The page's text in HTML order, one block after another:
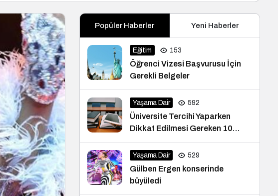
Popüler Haberler Yeni Haberler
Eğitim 153
Öğrenci Vizesi Başvurusu İçin
Gerekli Belgeler
Yaşama Dair 592
Üniversite Tercihi Yaparken
Dikkat Edilmesi Gereken 10
İpucu
Yaşama Dair 529
Gülben Ergen konserinde
büyüledi